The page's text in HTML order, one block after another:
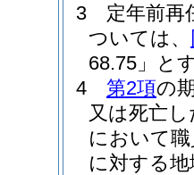
3
定年前再
ついては、
68.75」と
4
第2項の
又は死亡
において
に対する